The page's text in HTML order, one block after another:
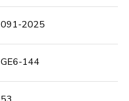
091-2025
GE6-144